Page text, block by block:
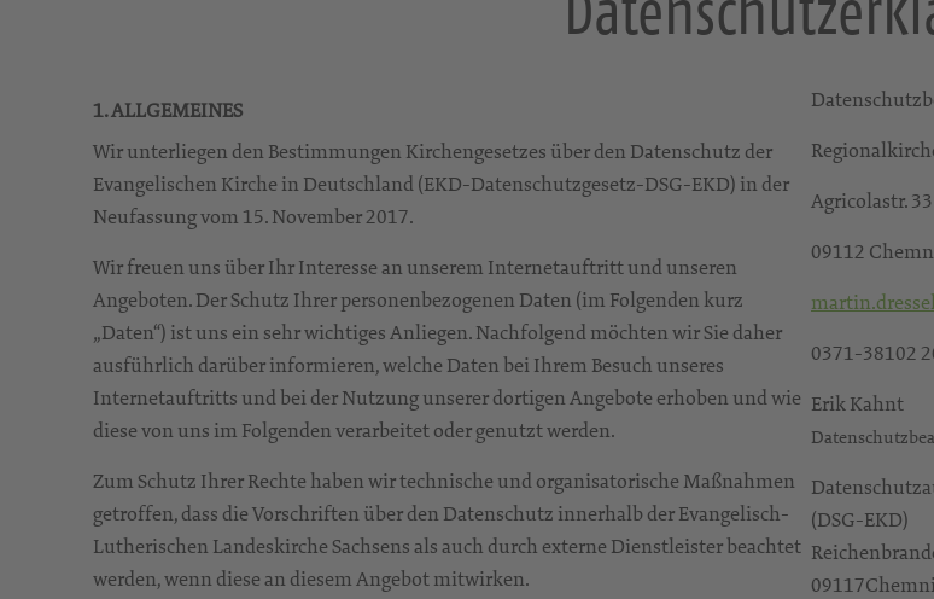
1. ALLGEMEINES
Wir unterliegen den Bestimmungen Kirchengesetzes über den Datenschutz der
Evangelischen Kirche in Deutschland (EKD-Datenschutzgesetz-DSG-EKD) in der
Neufassung vom 15. November 2017.
Wir freuen uns über Ihr Interesse an unserem Internetauftritt und unseren
Angeboten. Der Schutz Ihrer personenbezogenen Daten (im Folgenden kurz
„Daten“) ist uns ein sehr wichtiges Anliegen. Nachfolgend möchten wir Sie daher
ausführlich darüber informieren, welche Daten bei Ihrem Besuch unseres
Internetauftritts und bei der Nutzung unserer dortigen Angebote erhoben und wie
diese von uns im Folgenden verarbeitet oder genutzt werden.
Zum Schutz Ihrer Rechte haben wir technische und organisatorische Maßnahmen
getroffen, dass die Vorschriften über den Datenschutz innerhalb der Evangelisch-
Lutherischen Landeskirche Sachsens als auch durch externe Dienstleister beachtet
werden, wenn diese an diesem Angebot mitwirken.
Agricolastr. 33
09112
0371-38102
Erik Kahnt
(DSG-EKD)